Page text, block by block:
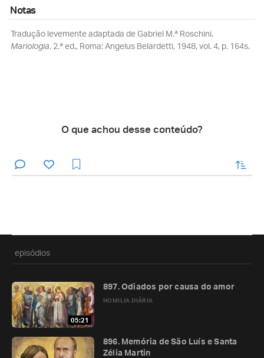
Notas
Tradução levemente adaptada de Gabriel M.ª Roschini,
Mariologia. 2.ª ed., Roma: Angelus Belardetti, 1948, vol. 4, p. 164s.
O que achou desse conteúdo?
enviar
episódios
05:21
HOMILIA DIÁRIA
897. Odiados por causa do amor
896. Memória de São Luís e Santa
Zélia Martin